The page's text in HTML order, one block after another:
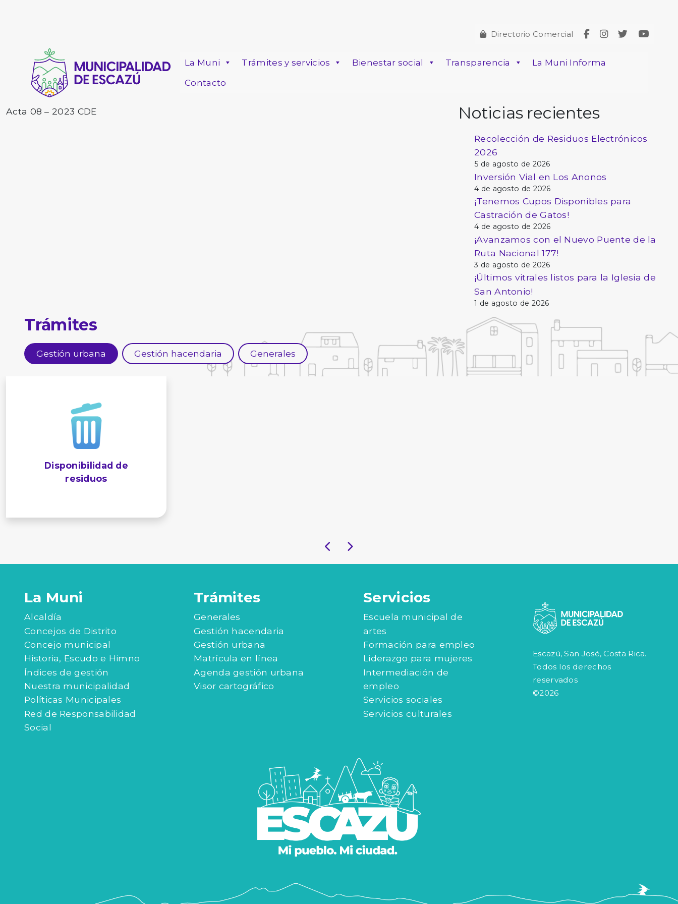
Directorio Comercial
La Muni Trámites y servicios Bienestar social Transparencia
La Muni Informa
Contacto
Acta 08 – 2023 CDE Noticias recientes
Recolección de Residuos Electrónicos
2026
5 de agosto de 2026
Inversión Vial en Los Anonos
4 de agosto de 2026
¡Tenemos Cupos Disponibles para
Castración de Gatos!
4 de agosto de 2026
¡Avanzamos con el Nuevo Puente de la
Ruta Nacional 177!
3 de agosto de 2026
¡Últimos vitrales listos para la Iglesia de
San Antonio!
1 de agosto de 2026
Trámites
Gestión urbana Gestión hacendaria Generales
Disponibilidad de
residuos
La Muni
Alcaldía
Concejos de Distrito
Concejo municipal
Historia, Escudo e Himno
Índices de gestión
Nuestra municipalidad
Políticas Municipales
Red de Responsabilidad
Social
Trámites
Generales
Gestión hacendaria
Gestión urbana
Matrícula en línea
Agenda gestión urbana
Visor cartográfico
Servicios
Escuela municipal de
artes
Formación para empleo
Liderazgo para mujeres
Intermediación de
empleo
Servicios sociales
Servicios culturales
Escazú, San José, Costa Rica.
Todos los derechos
reservados
©2026